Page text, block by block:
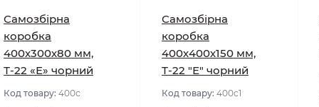
Самозбірна
коробка
400х300х80 мм,
Т-22 «Е» чорний
Код товару: 400с
Самозбірна
коробка
400х400х150 мм,
Т-22 "Е" чорний
Код товару: 400с1